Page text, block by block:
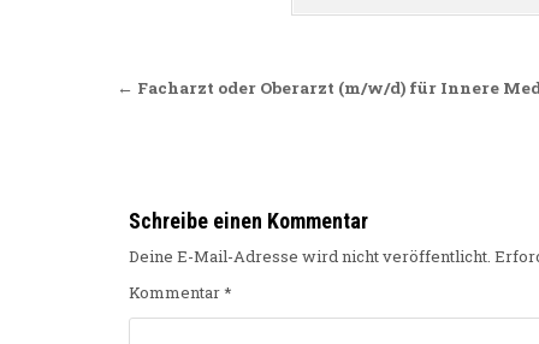
Beitragsnavigation
← Facharzt oder Oberarzt (m/w/d) für Innere
Schreibe einen Kommentar
Deine E-Mail-Adresse wird nicht veröffentlicht.
Kommentar*